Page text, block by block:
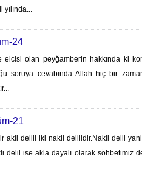
24
elcisi olan peyğamberin hakkında ki
soruya cevabında Allah hiç bir
21
akli delili iki nakli delilidir.Nakli delil
delil ise akla dayalı olarak söhbetimiz